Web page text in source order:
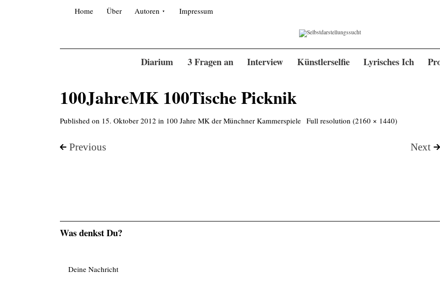
Home Über Autoren Impressum
Diarium 3 Fragen an Interview Künstlerselfie Lyrisches Ich
100JahreMK 100Tische Picknik
Published on 15. Oktober 2012 in 100 Jahre MK der Münchner Kammerspiele Full resolution (2160 × 1440)
< Previous Next >
Was denkst Du?